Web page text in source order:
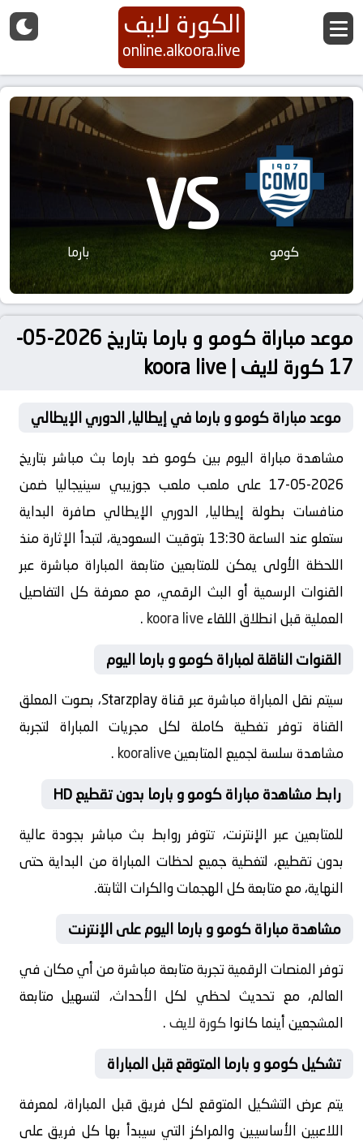
الكورة لايف
online.alkoora.live
كومو VS بارما
موعد مباراة كومو و بارما بتاريخ 2026-05-
17 كورة لايف | koora live
موعد مباراة كومو و بارما في إيطاليا, الدوري الإيطالي
مشاهدة مباراة اليوم بين كومو ضد بارما بث مباشر بتاريخ
2026-05-17 على ملعب ملعب جوزيبي سينيجاليا ضمن
منافسات بطولة إيطاليا, الدوري الإيطالي صافرة البداية
ستعلو عند الساعة 13:30 بتوقيت السعودية، لتبدأ الإثارة منذ
اللحظة الأولى يمكن للمتابعين متابعة المباراة مباشرة عبر
القنوات الرسمية أو البث الرقمي، مع معرفة كل التفاصيل
العملية قبل انطلاق اللقاءkoora live
.
القنوات الناقلة لمباراة كومو و بارما اليوم
سيتم نقل المباراة مباشرة عبر قناة Starzplay، بصوت المعلق
القناة توفر تغطية كاملة لكل مجريات المباراة لتجربة
مشاهدة سلسة لجميع المتابعينkooralive
.
رابط مشاهدة مباراة كومو و بارما بدون تقطيع HD
للمتابعين عبر الإنترنت، تتوفر روابط بث مباشر بجودة عالية
بدون تقطيع، لتغطية جميع لحظات المباراة من البداية حتى
النهاية، مع متابعة كل الهجمات والكرات الثابتة.
مشاهدة مباراة كومو و بارما اليوم على الإنترنت
توفر المنصات الرقمية تجربة متابعة مباشرة من أي مكان في
العالم، مع تحديث لحظي لكل الأحداث، لتسهيل متابعة
المشجعين أينما كانواكورة لايف.
تشكيل كومو و بارما المتوقع قبل المباراة
يتم عرض التشكيل المتوقع لكل فريق قبل المباراة، لمعرفة
اللاعبين الأساسيين والمراكز التي سيبدأ بها كل فريق على